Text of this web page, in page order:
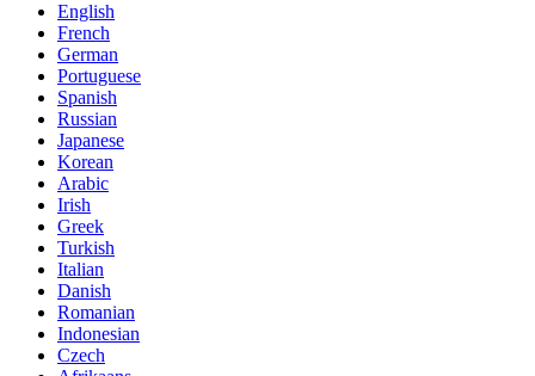
English
French
German
Portuguese
Spanish
Russian
Japanese
Korean
Arabic
Irish
Greek
Turkish
Italian
Danish
Romanian
Indonesian
Czech